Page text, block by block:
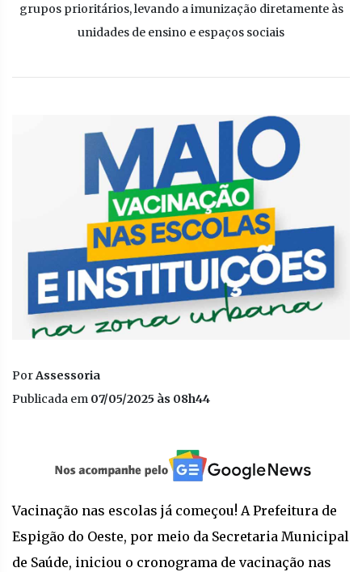
grupos prioritários, levando a imunização diretamente às
unidades de ensino e espaços sociais
PorAssessoria
Publicada em 07/05/2025 às 08h44
Vacinação nas escolas já começou! A Prefeitura de
Espigão do Oeste, por meio da Secretaria Municipal
de Saúde, iniciou o cronograma de vacinação nas